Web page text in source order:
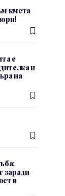
кмета
е
и
на
заради
в